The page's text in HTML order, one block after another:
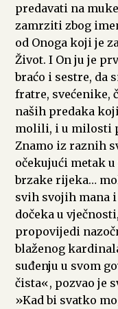
predavati na
zamrziti zbog
od Onoga koji je
Život. I On ju je
braćo i sestre, da
fratre, svećenike,
naših predaka
molili, i u milosti
Znamo iz raznih
očekujući metak
brzake rijeka…
svih svojih mana
dočeka u
propovijedi
blaženog
suđenju u svom
čista«, pozvao je
»Kad bi svatko